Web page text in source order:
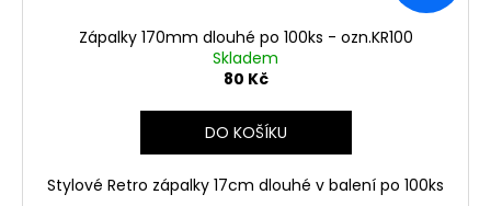
Zápalky 170mm dlouhé po 100ks - ozn.KR100
Skladem
80 Kč
DO KOŠÍKU
Stylové Retro zápalky 17cm dlouhé v balení po 100ks